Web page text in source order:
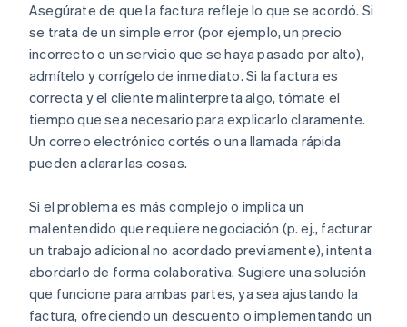
Asegúrate de que la factura refleje lo que se acordó. Si
se trata de un simple error (por ejemplo, un precio
incorrecto o un servicio que se haya pasado por alto),
admítelo y corrígelo de inmediato. Si la factura es
correcta y el cliente malinterpreta algo, tómate el
tiempo que sea necesario para explicarlo claramente.
Un correo electrónico cortés o una llamada rápida
pueden aclarar las cosas.
Si el problema es más complejo o implica un
malentendido que requiere negociación (p. ej., facturar
un trabajo adicional no acordado previamente), intenta
abordarlo de forma colaborativa. Sugiere una solución
que funcione para ambas partes, ya sea ajustando la
factura, ofreciendo un descuento o implementando un